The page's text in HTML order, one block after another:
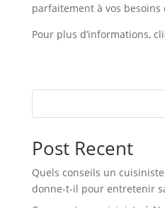
parfaitement à vos besoins
Pour plus d’informations,
Post Recent
Quels conseils un
donne-t-il pour entretenir